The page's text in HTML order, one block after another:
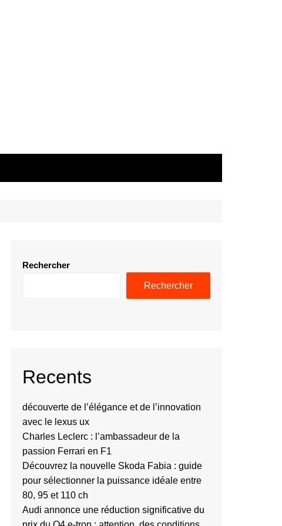
Rechercher
Rechercher
Recents
découverte de l’élégance et de l’innovation
avec le lexus ux
Charles Leclerc : l’ambassadeur de la
passion Ferrari en F1
Découvrez la nouvelle Skoda Fabia : guide
pour sélectionner la puissance idéale entre
80, 95 et 110 ch
Audi annonce une réduction significative du